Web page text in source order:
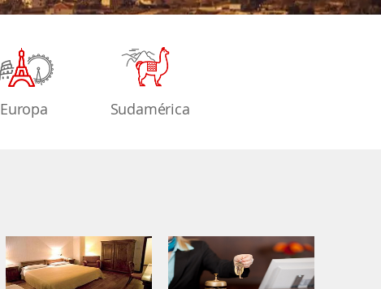
Europa Sudamérica